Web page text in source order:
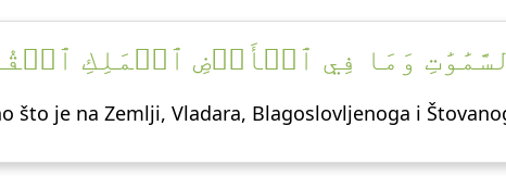
وَمَا فِي ٱلۡأَرۡضِ ٱلۡمَلِكِ
što je na Zemlji, Vladara, Blagoslovljenoga i